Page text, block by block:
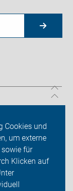
Cookies und
um externe
sowie für
Klicken auf